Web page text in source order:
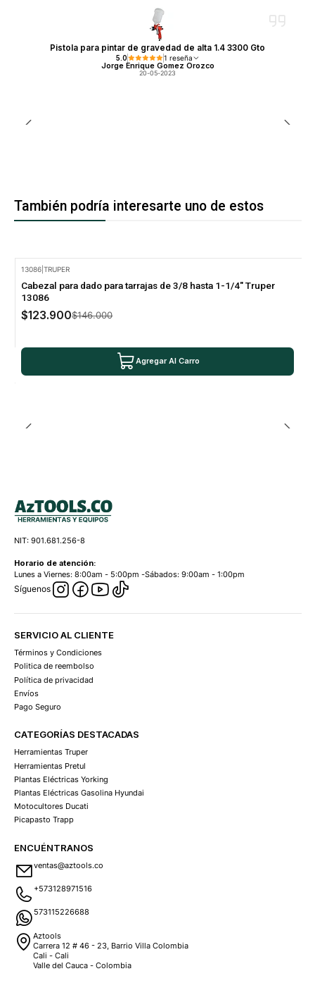
Pistola para pintar de gravedad de alta 1.4 3300 Gto
5.0 1 reseña
Jorge Enrique Gomez Orozco
20-05-2023
También podría interesarte uno de estos
13086 |TRUPER
Cabezal para dado para tarrajas de 3/8 hasta 1-1/4" Truper
13086
$123.900$146.000
Agregar Al Carro
NIT: 901.681.256-8
Horario de atención:
Lunes a Viernes: 8:00am - 5:00pm -Sábados: 9:00am - 1:00pm
Síguenos
SERVICIO AL CLIENTE
Términos y Condiciones
Politica de reembolso
Política de privacidad
Envíos
Pago Seguro
CATEGORÍAS DESTACADAS
Herramientas Truper
Herramientas Pretul
Plantas Eléctricas Yorking
Plantas Eléctricas Gasolina Hyundai
Motocultores Ducati
Picapasto Trapp
ENCUÉNTRANOS
ventas@aztools.co
+573128971516
573115226688
Aztools
Carrera 12 # 46 - 23, Barrio Villa Colombia
Cali - Cali
Valle del Cauca - Colombia